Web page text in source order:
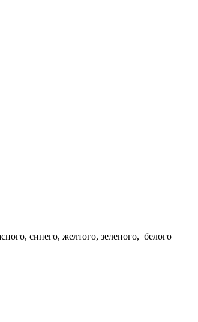
синего, желтого, зеленого, белого